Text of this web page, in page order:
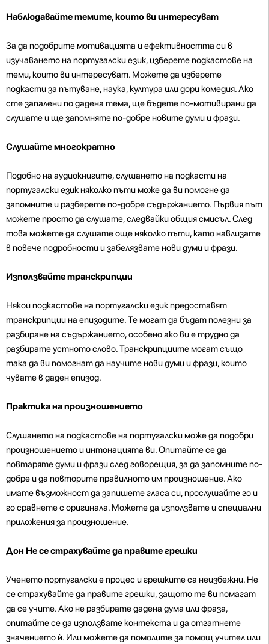
Наблюдавайте темите, които ви интересуват
За да подобрите мотивацията и ефективността си в
изучаването на португалски език, изберете подкастове на
теми, които ви интересуват. Можете да изберете
подкасти за пътуване, наука, култура или дори комедия. Ако
сте запалени по дадена тема, ще бъдете по-мотивирани да
слушате и ще запомняте по-добре новите думи и фрази.
Слушайте многократно
Подобно на аудиокнигите, слушането на подкасти на
португалски език няколко пъти може да ви помогне да
запомните и разберете по-добре съдържанието. Първия път
можете просто да слушате, следвайки общия смисъл. След
това можете да слушате още няколко пъти, като навлизате
в повече подробности и забелязвате нови думи и фрази.
Използвайте транскрипции
Някои подкастове на португалски език предоставят
транскрипции на епизодите. Те могат да бъдат полезни за
разбиране на съдържанието, особено ако ви е трудно да
разбирате устното слово. Транскрипциите могат също
така да ви помогнат да научите нови думи и фрази, които
чувате в даден епизод.
Практика на произношението
Слушането на подкастове на португалски може да подобри
произношението и интонацията ви. Опитайте се да
повтаряте думи и фрази след говорещия, за да запомните по-
добреи да повторите правилното им произношение. Ако
имате възможност да запишете гласа си, прослушайте го и
го сравнете с оригинала. Можете да използвате и специални
приложения за произношение.
Дон Не се страхувайте да правите грешки
Ученето португалски е процес и грешките са неизбежни. Не
се страхувайте да правите грешки, защото те ви помагат
да се учите. Ако не разбирате дадена дума или фраза,
опитайте се да използвате контекста и да отгатнете
значението ѝ. Или можете да помолите за помощ учител или